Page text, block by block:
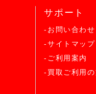
サポート
-お問い合わせ
-サイトマップ
-ご利用案内
-買取ご利用の